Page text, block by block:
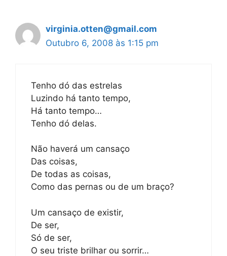
virginia.otten@gmail.com
Outubro 6, 2008 às 1:15 pm
Tenho dó das estrelas
Luzindo há tanto tempo,
Há tanto tempo…
Tenho dó delas.
Não haverá um cansaço
Das coisas,
De todas as coisas,
Como das pernas ou de um braço?
Um cansaço de existir,
De ser,
Só de ser,
O seu triste brilhar ou sorrir…